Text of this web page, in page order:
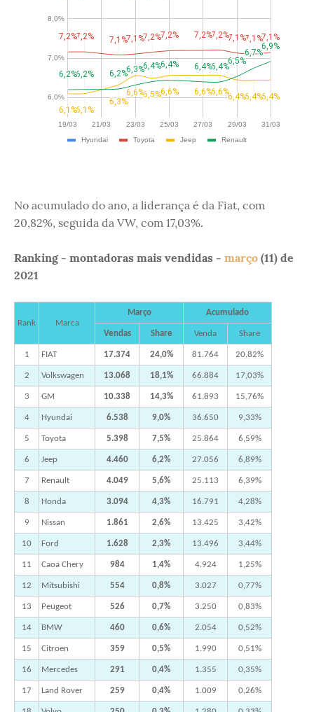
No acumulado do ano, a liderança é da Fiat, com
20,82%, seguida da VW, com 17,03%.
Ranking - montadoras mais vendidas - março (11) de
2021
Rank Marca
Março Acumulado
Vendas Share Venda Share
1 FIAT 17.374 24,0% 81.764 20,82%
2 Volkswagen 13.068 18,1% 66.884 17,03%
3 GM 10.338 14,3% 61.893 15,76%
4 Hyundai 6.538 9,0% 36.650 9,33%
5 Toyota 5.398 7,5% 25.864 6,59%
6 Jeep 4.460 6,2% 27.056 6,89%
7 Renault 4.049 5,6% 25.113 6,39%
8 Honda 3.094 4,3% 16.791 4,28%
9 Nissan 1.861 2,6% 13.425 3,42%
10 Ford 1.628 2,3% 13.496 3,44%
11 Caoa Chery 984 1,4% 4.924 1,25%
12 Mitsubishi 554 0,8% 3.027 0,77%
13 Peugeot 526 0,7% 3.250 0,83%
14 BMW 460 0,6% 2.054 0,52%
15 Citroen 359 0,5% 1.990 0,51%
16 Mercedes 291 0,4% 1.355 0,35%
17 Land Rover 259 0,4% 1.009 0,26%